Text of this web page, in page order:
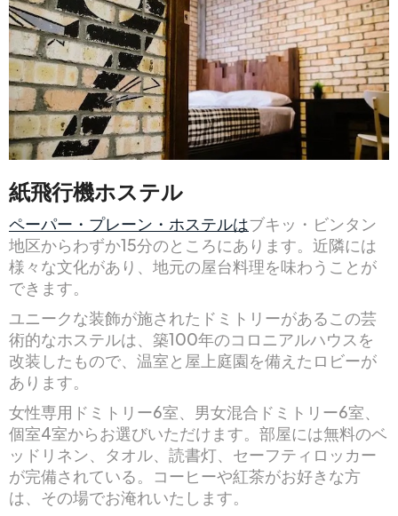
紙飛行機ホステル
ペーパー・プレーン・ホステルはブキッ・ビンタン
地区からわずか15分のところにあります。近隣には
様々な文化があり、地元の屋台料理を味わうことが
できます。
ユニークな装飾が施されたドミトリーがあるこの芸
術的なホステルは、築100年のコロニアルハウスを
改装したもので、温室と屋上庭園を備えたロビーが
あります。
女性専用ドミトリー6室、男女混合ドミトリー6室、
個室4室からお選びいただけます。部屋には無料のベ
ッドリネン、タオル、読書灯、セーフティロッカー
が完備されている。コーヒーや紅茶がお好きな方
は、その場でお淹れいたします。